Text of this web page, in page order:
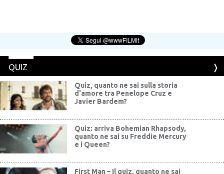
QUIZ
Quiz, quanto ne sai sulla storia
d'amore tra Penelope Cruz e
Javier Bardem?
Quiz: arriva Bohemian Rhapsody,
quanto ne sai su Freddie Mercury
e i Queen?
First Man – Il quiz, quanto ne sai